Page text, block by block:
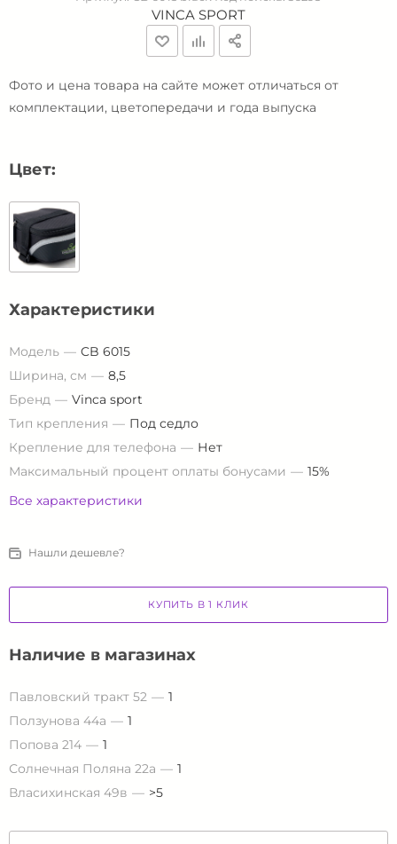
VINCA SPORT
Фото и цена товара на сайте может отличаться от
комплектации, цветопередачи и года выпуска
Цвет:
Характеристики
Модель
CB 6015
Ширина, см
8,5
Бренд
Vinca sport
Тип крепления
Под седло
Крепление для телефона
Нет
Максимальный процент оплаты бонусами
15%
Все характеристики
Нашли дешевле?
КУПИТЬ В 1 КЛИК
Наличие в магазинах
Павловский тракт 52
1
Ползунова 44а
1
Попова 214
1
Солнечная Поляна 22а
1
Власихинская 49в
>5